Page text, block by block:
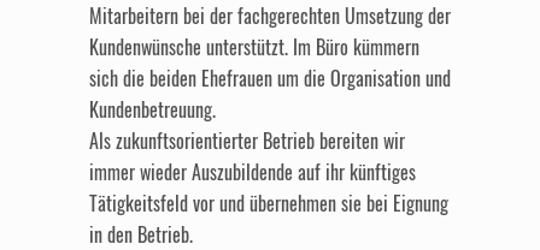
Mitarbeitern bei der fachgerechten Umsetzung der
Kundenwünsche unterstützt. Im Büro kümmern
sich die beiden Ehefrauen um die Organisation und
Kundenbetreuung.
Als zukunftsorientierter Betrieb bereiten wir
immer wieder Auszubildende auf ihr künftiges
Tätigkeitsfeld vor und übernehmen sie bei Eignung
in den Betrieb.